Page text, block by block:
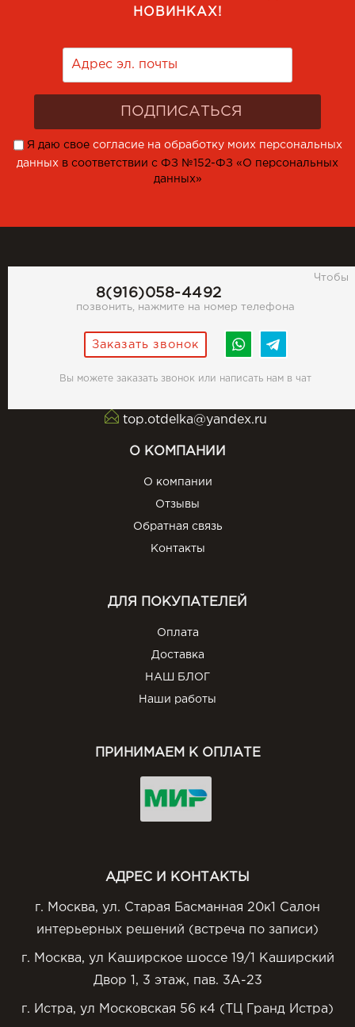
НОВИНКАХ!
Я даю свое согласие на обработку моих персональных
данных в соответствии с ФЗ №152-ФЗ «О персональных
данных»
8(916)058-4492
Чтобы
позвонить, нажмите на номер телефона
Заказать звонок
Вы можете заказать звонок или написать нам в чат
top.otdelka@yandex.ru
О КОМПАНИИ
О компании
Отзывы
Обратная связь
Контакты
ДЛЯ ПОКУПАТЕЛЕЙ
Оплата
Доставка
НАШ БЛОГ
Наши работы
ПРИНИМАЕМ К ОПЛАТЕ
АДРЕС И КОНТАКТЫ
г. Москва, ул. Старая Басманная 20к1 Салон
интерьерных решений (встреча по записи)
г. Москва, ул Каширское шоссе 19/1 Каширский
Двор 1, 3 этаж, пав. 3А-23
г. Истра, ул Московская 56 к4 (ТЦ Гранд Истра)